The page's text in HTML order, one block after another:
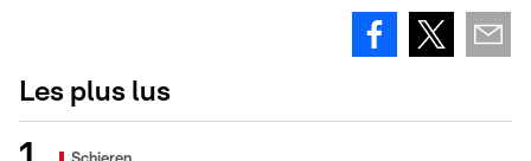
Les plus lus